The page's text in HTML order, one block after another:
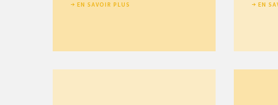
EN SAVOIR PLUS EN